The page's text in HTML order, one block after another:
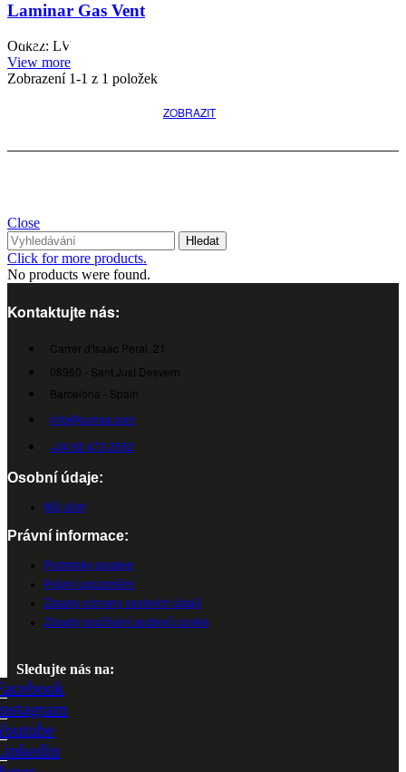
Laminar Gas Vent
Odkaz: LV
View more
Zobrazení 1-1 z 1 položek
Vyhledejte nejlepší variantu
ZOBRAZIT
Close
Hledat
Click for more products.
No products were found.
Kontaktujte nás:
Carrer d'Isaac Peral, 21
08960 - Sant Just Desvern
Barcelona - Spain
info@cumsa.com
+34 93 473 2552
Osobní údaje:
Můj účet
Právní informace:
Podmínky prodeje
Právní upozornění
Zásady ochrany osobních údajů
Zásady používání souborů cookie
Sledujte nás na: